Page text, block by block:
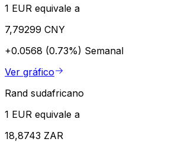
1 EUR equivale a
7,79299 CNY
+0.0568 (0.73%) Semanal
Ver gráfico
Rand sudafricano
1 EUR equivale a
18,8743 ZAR